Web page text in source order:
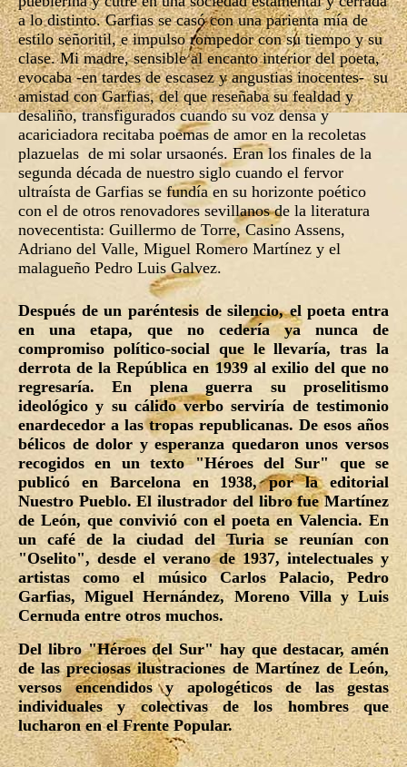
a lo distinto. Garfias se casó con una parienta mía de
estilo señoritil, e impulso rompedor con su tiempo y su
clase. Mi madre, sensible al encanto interior del poeta,
evocaba -en tardes de escasez y angustias inocentes- su
amistad con Garfias, del que reseñaba su fealdad y
desaliño, transfigurados cuando su voz densa y
acariciadora recitaba poemas de amor en la recoletas
plazuelas de mi solar ursaonés. Eran los finales de la
segunda década de nuestro siglo cuando el fervor
ultraísta de Garfias se fundía en su horizonte poético
con el de otros renovadores sevillanos de la literatura
novecentista: Guillermo de Torre, Casino Assens,
Adriano del Valle, Miguel Romero Martínez y el
malagueño Pedro Luis Galvez.
Después de un paréntesis de silencio, el poeta entra
en una etapa, que no cedería ya nunca de
compromiso político-social que le llevaría, tras la
derrota de la República en 1939 al exilio del que no
regresaría. En plena guerra su proselitismo
ideológico y su cálido verbo serviría de testimonio
enardecedor a las tropas republicanas. De esos años
bélicos de dolor y esperanza quedaron unos versos
recogidos en un texto "Héroes del Sur" que se
publicó en Barcelona en 1938, por la editorial
Nuestro Pueblo. El ilustrador del libro fue Martínez
de León, que convivió con el poeta en Valencia. En
un café de la ciudad del Turia se reunían con
"Oselito", desde el verano de 1937, intelectuales y
artistas como el músico Carlos Palacio, Pedro
Garfias, Miguel Hernández, Moreno Villa y Luis
Cernuda entre otros muchos.
Del libro "Héroes del Sur" hay que destacar, amén
de las preciosas ilustraciones de Martínez de León,
versos encendidos y apologéticos de las gestas
individuales y colectivas de los hombres que
lucharon en el Frente Popular.